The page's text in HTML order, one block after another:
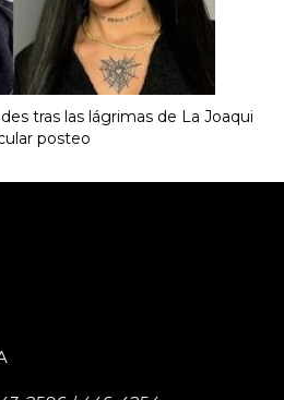
tras las lágrimas de La Joaqui
posteo